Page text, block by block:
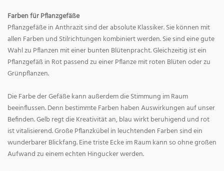
Farben für Pflanzgefäße
Pflanzgefäße in Anthrazit sind der absolute Klassiker. Sie können mit
allen Farben und Stilrichtungen kombiniert werden. Sie sind eine gute
Wahl zu Pflanzen mit einer bunten Blütenpracht. Gleichzeitig ist ein
Pflanzgefäß in Rot passend zu einer Pflanze mit roten Blüten oder zu
Grünpflanzen.
Die Farbe der Gefäße kann außerdem die Stimmung im Raum
beeinflussen. Denn bestimmte Farben haben Auswirkungen auf unser
Befinden. Gelb regt die Kreativität an, blau wirkt beruhigend und rot
ist vitalisierend. Große Pflanzkübel in leuchtenden Farben sind ein
wunderbarer Blickfang. Eine triste Ecke im Raum kann so ohne großen
Aufwand zu einem echten Hingucker werden.